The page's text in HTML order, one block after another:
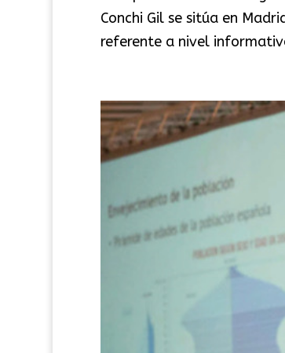
Conchi Gil se sitúa en
referente a nivel